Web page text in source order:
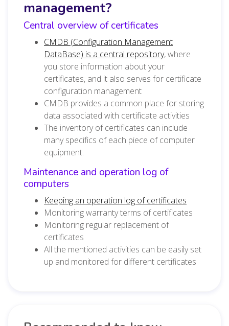
management?
Central overview of certificates
CMDB (Configuration Management
DataBase) is a central repository, where
you store information about your
certificates, and it also serves for certificate
configuration management
CMDB provides a common place for storing
data associated with certificate activities
The inventory ofcertificates can include
many specifics of each piece of computer
equipment.
Maintenance and operation log of
computers
Keeping an operation log of certificates
Monitoring warranty terms of certificates
Monitoring regular replacement of
certificates
All the mentioned activities can be easily set
up and monitored for different certificates